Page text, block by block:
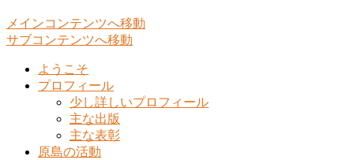
メインコンテンツへ移動
サブコンテンツへ移動
ようこそ
プロフィール
少し詳しいプロフィール
主な出版
主な表彰
原島の活動